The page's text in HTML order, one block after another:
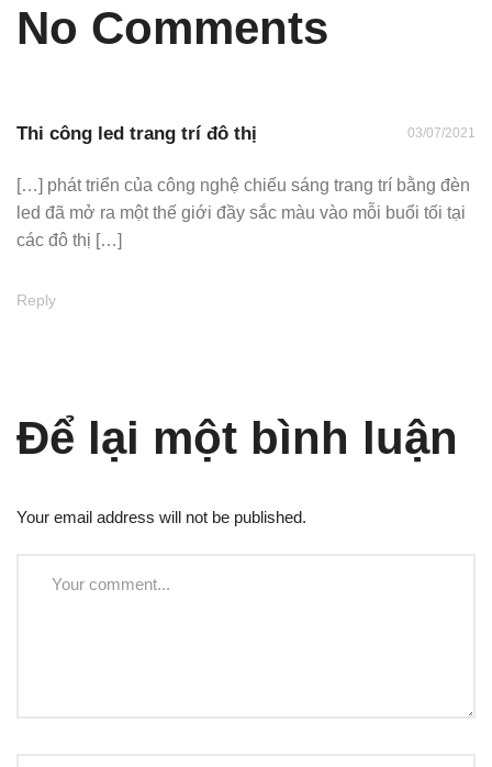
No Comments
Thi công led trang trí đô thị 03/07/2021
[…] phát triển của công nghệ chiếu sáng trang trí bằng đèn
led đã mở ra một thế giới đầy sắc màu vào mỗi buổi tối tại
các đô thị […]
Reply
Để lại một bình luận
Your email address will not be published.